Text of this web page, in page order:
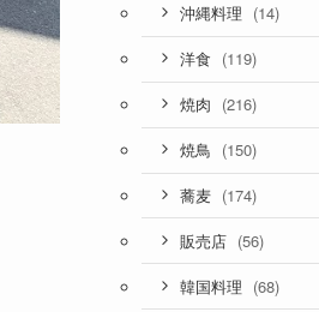
沖縄料理 (14)
洋食 (119)
焼肉 (216)
焼鳥 (150)
蕎麦 (174)
販売店 (56)
韓国料理 (68)